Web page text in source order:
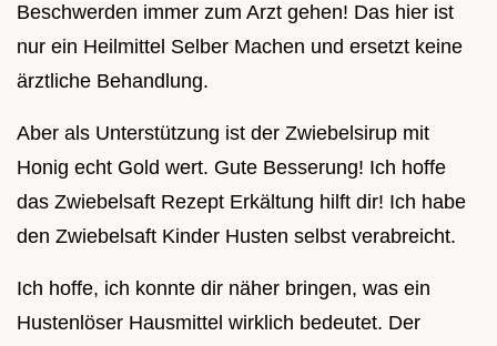
Beschwerden immer zum Arzt gehen! Das hier ist
nur ein Heilmittel Selber Machen und ersetzt keine
ärztliche Behandlung.
Aber als Unterstützung ist der Zwiebelsirup mit
Honig echt Gold wert. Gute Besserung! Ich hoffe
das Zwiebelsaft Rezept Erkältung hilft dir! Ich habe
den Zwiebelsaft Kinder Husten selbst verabreicht.
Ich hoffe, ich konnte dir näher bringen, was ein
Hustenlöser Hausmittel wirklich bedeutet. Der